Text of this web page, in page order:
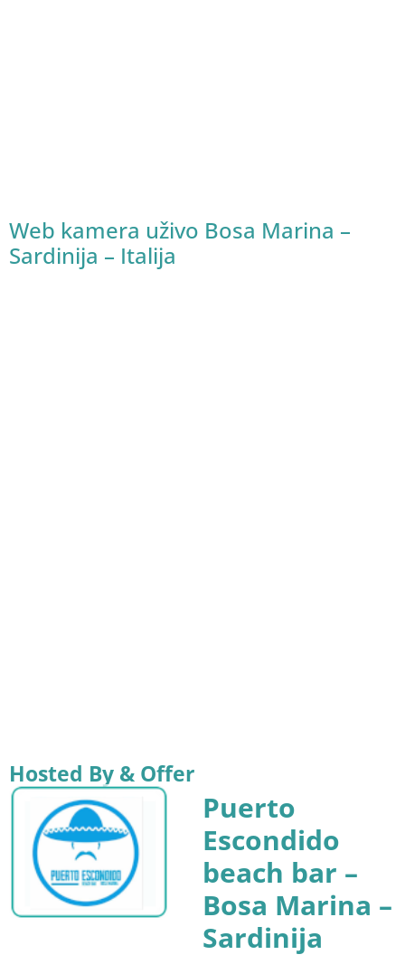
Web kamera uživo Bosa Marina –
Sardinija – Italija
Hosted By & Offer
Puerto
Escondido
beach bar –
Bosa Marina –
Sardinija